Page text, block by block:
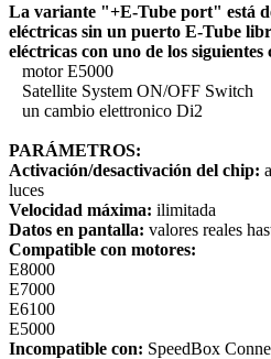
La variante "+E-Tube port" está
eléctricas sin un puerto E-Tube
eléctricas con uno de los siguientes
motor E5000
Satellite System ON/OFF Switch
un cambio elettronico Di2
PARÁMETROS:
Activación/desactivación del chip:
luces
Velocidad máxima: ilimitada
Datos en pantalla: valores reales
Compatible con motores:
E8000
E7000
E6100
E5000
Incompatible con: SpeedBox